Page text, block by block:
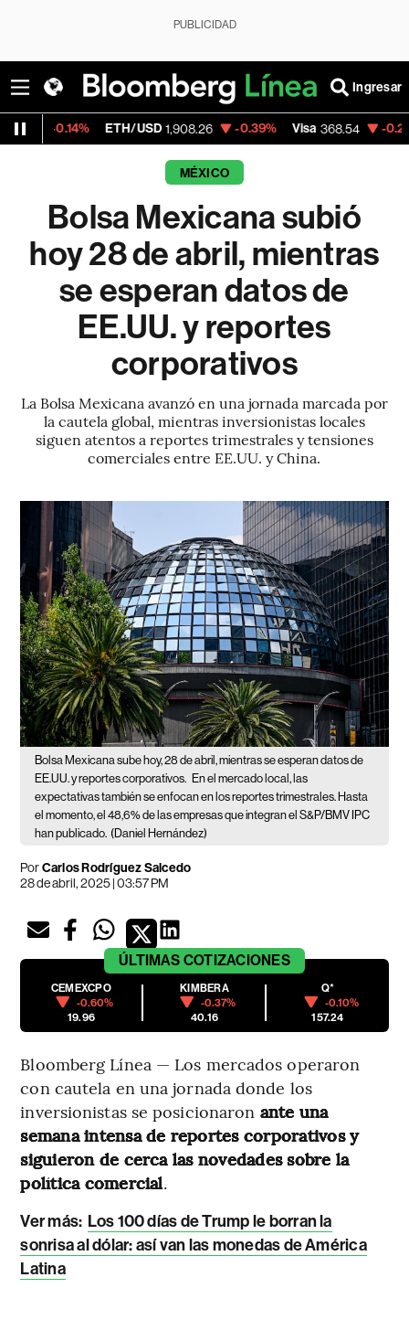
PUBLICIDAD
Ingresar
ETH/USD 1,908.26 -0.39% Visa 368.54 -0.28%
MÉXICO
Bolsa Mexicana subió
hoy 28 de abril, mientras
se esperan datos de
EE.UU. y reportes
corporativos
La Bolsa Mexicana avanzó en una jornada marcada por
la cautela global, mientras inversionistas locales
siguen atentos a reportes trimestrales y tensiones
comerciales entre EE.UU. y China.
Bolsa Mexicana sube hoy, 28 de abril, mientras se esperan datos de
EE.UU. y reportes corporativos. En el mercado local, las
expectativas también se enfocan en los reportes trimestrales. Hasta
el momento, el 48,6% de las empresas que integran el S&P/BMV IPC
han publicado. (Daniel Hernández)
PorCarlos Rodríguez Salcedo
28 de abril, 2025 | 03:57 PM
ÚLTIMAS COTIZACIONES
CEMEXCPO
-0.60%
19.96
KIMBERA
-0.37%
40.16
Q*
-0.10%
157.24
Bloomberg Línea — Los mercados operaron
con cautela en una jornada donde los
inversionistas se posicionaron ante una
semana intensa de reportes corporativos y
siguieron de cerca las novedades sobre la
política comercial.
Ver más: Los 100 días de Trump le borran la
sonrisa al dólar: así van las monedas de América
Latina